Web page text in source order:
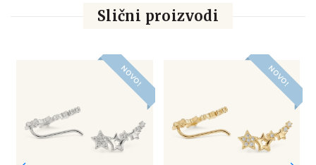
Slični proizvodi
NOVO! NOVO!